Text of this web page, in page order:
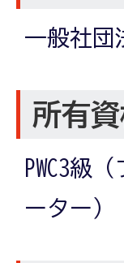
一般社団
所有
PWC3級
ーター）